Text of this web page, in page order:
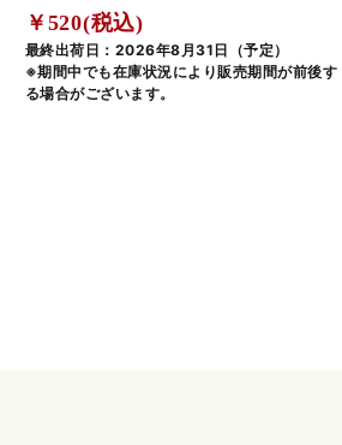
￥520(税込)
最終出荷日：2026年8月31日（予定）
※期間中でも在庫状況により販売期間が前後す
る場合がございます。